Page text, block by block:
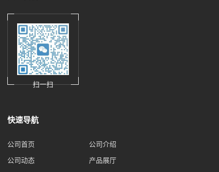
扫一扫
快速导航
公司首页 公司介绍
公司动态 产品展厅